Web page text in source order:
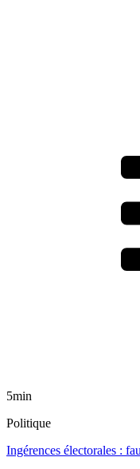
5min
Politique
Ingérences électorales :